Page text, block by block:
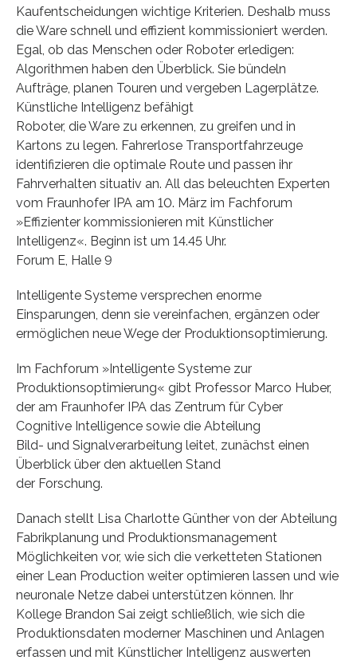
Kaufentscheidungen wichtige Kriterien. Deshalb muss
die Ware schnell und effizient kommissioniert werden.
Egal, ob das Menschen oder Roboter erledigen:
Algorithmen haben den Überblick. Sie bündeln
Aufträge, planen Touren und vergeben Lagerplätze.
Künstliche Intelligenz befähigt
Roboter, die Ware zu erkennen, zu greifen und in
Kartons zu legen. Fahrerlose Transportfahrzeuge
identifizieren die optimale Route und passen ihr
Fahrverhalten situativ an. All das beleuchten Experten
vom Fraunhofer IPA am 10. März im Fachforum
»Effizienter kommissionieren mit Künstlicher
Intelligenz«. Beginn ist um 14.45 Uhr.
Forum E, Halle 9
Intelligente Systeme versprechen enorme
Einsparungen, denn sie vereinfachen, ergänzen oder
ermöglichen neue Wege der Produktionsoptimierung.
Im Fachforum »Intelligente Systeme zur
Produktionsoptimierung« gibt Professor Marco Huber,
der am Fraunhofer IPA das Zentrum für Cyber
Cognitive Intelligence sowie die Abteilung
Bild- und Signalverarbeitung leitet, zunächst einen
Überblick über den aktuellen Stand
der Forschung.
Danach stellt Lisa Charlotte Günther von der Abteilung
Fabrikplanung und Produktionsmanagement
Möglichkeiten vor, wie sich die verketteten Stationen
einer Lean Production weiter optimieren lassen und wie
neuronale Netze dabei unterstützen können. Ihr
Kollege Brandon Sai zeigt schließlich, wie sich die
Produktionsdaten moderner Maschinen und Anlagen
erfassen und mit Künstlicher Intelligenz auswerten